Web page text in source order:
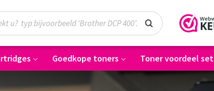
Goedkope toners Toner voordeel